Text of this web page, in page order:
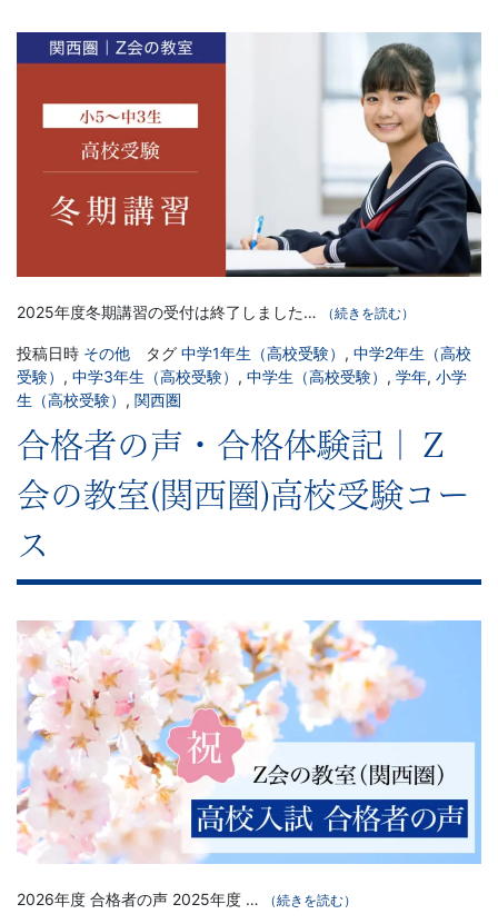
2025年度冬期講習の受付は終了しました… （続きを読む）
投稿日時 その他 タグ 中学1年生（高校受験） , 中学2年生（高校
受験） , 中学3年生（高校受験） , 中学生（高校受験） , 学年, 小学
生（高校受験） , 関西圏
合格者の声・合格体験記｜Ｚ
会の教室(関西圏)高校受験コー
ス
2026年度 合格者の声 2025年度 … （続きを読む）